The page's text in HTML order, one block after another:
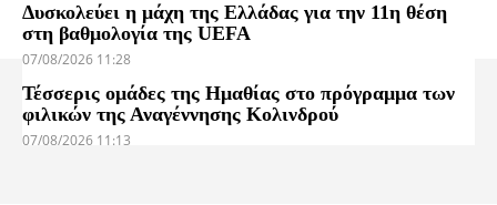
Δυσκολεύει η μάχη της Ελλάδας για την 11η θέση
στη βαθμολογία της UEFA
07/08/2026 11:28
Τέσσερις ομάδες της Ημαθίας στο πρόγραμμα των
φιλικών της Αναγέννησης Κολινδρού
07/08/2026 11:13